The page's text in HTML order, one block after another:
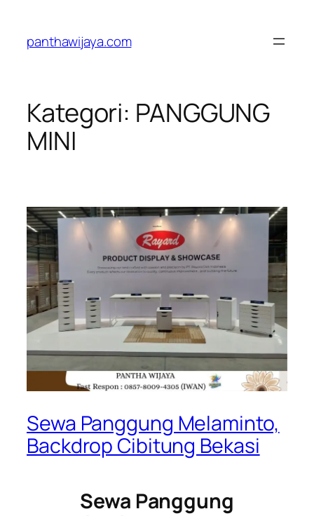
konten
panthawijaya.com
Kategori: PANGGUNG
MINI
Sewa Panggung Melaminto,
Backdrop Cibitung Bekasi
Sewa Panggung